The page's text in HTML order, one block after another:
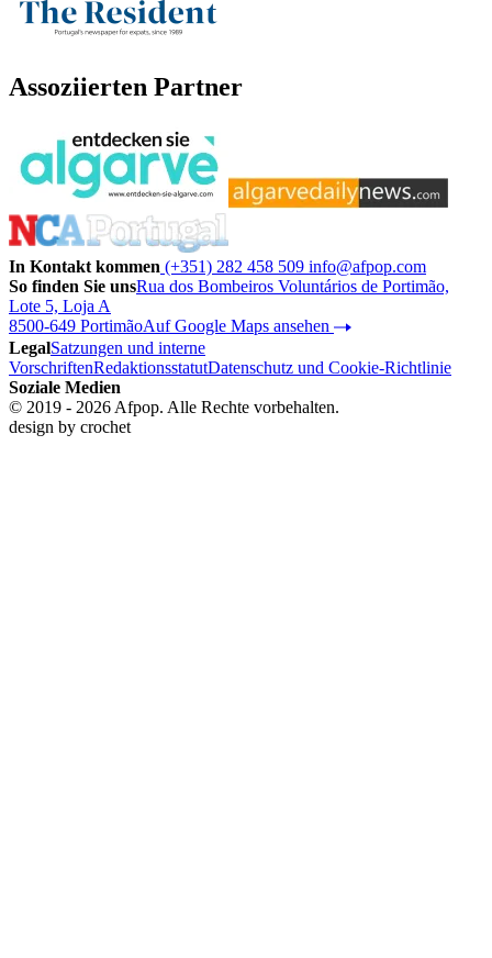
Assoziierten Partner
In Kontakt kommen (+351) 282 458 509 info@afpop.com
So finden Sie unsRua dos Bombeiros Voluntários de Portimão,
Lote 5, Loja A
8500-649 PortimãoAuf Google Maps ansehen
LegalSatzungen und interne
VorschriftenRedaktionsstatutDatenschutz und Cookie-Richtlinie
Soziale Medien
© 2019 - 2026 Afpop. Alle Rechte vorbehalten.
design by crochet